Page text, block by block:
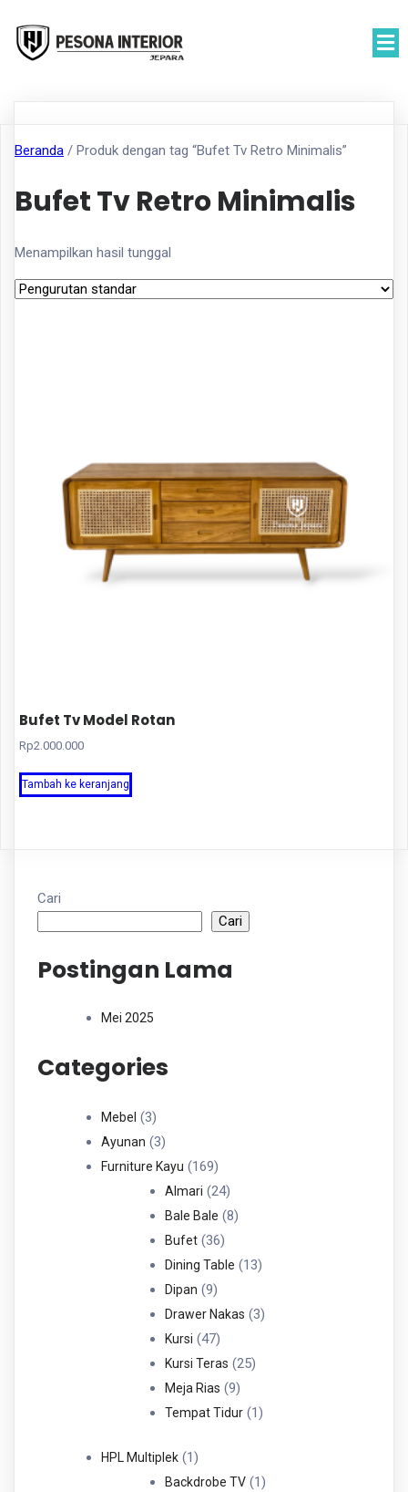
Beranda / Produk dengan tag “Bufet Tv Retro Minimalis”
Bufet Tv Retro Minimalis
Menampilkan hasil tunggal
Bufet Tv Model Rotan
Rp2.000.000
Tambah ke keranjang
Cari
Cari
Postingan Lama
Mei 2025
Categories
Mebel 33
Produk
Ayunan 33
Produk
Furniture Kayu 169169
Produk
Almari 2424
Produk
Bale Bale 88
Bufet 3636
Produk
Dining Table 1313
Dipan 99
Produk
Drawer Nakas 33
Kursi 4747
Produk
Kursi Teras 2525
Meja Rias 99
Produk
Tempat Tidur 11
HPL Multiplek 11
Produk
Backdrobe TV 11